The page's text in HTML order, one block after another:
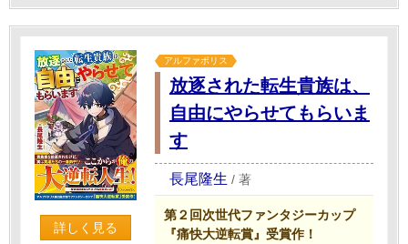
詳しく見る
アルファポリス
放逐された転生貴族は、
自由にやらせてもらいま
す
長尾隆生 / 著
第２回次世代ファンタジーカップ
『痛快大逆転賞』受賞作！